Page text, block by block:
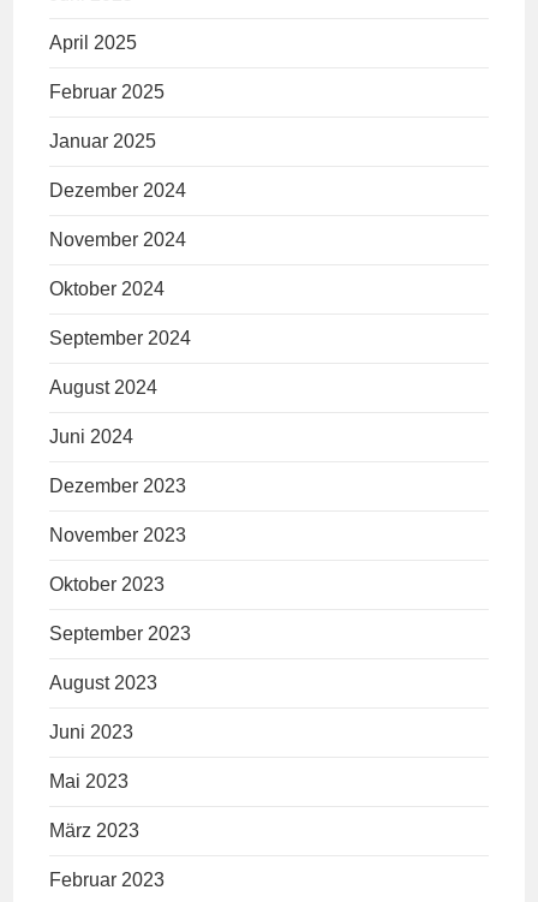
April 2025
Februar 2025
Januar 2025
Dezember 2024
November 2024
Oktober 2024
September 2024
August 2024
Juni 2024
Dezember 2023
November 2023
Oktober 2023
September 2023
August 2023
Juni 2023
Mai 2023
März 2023
Februar 2023